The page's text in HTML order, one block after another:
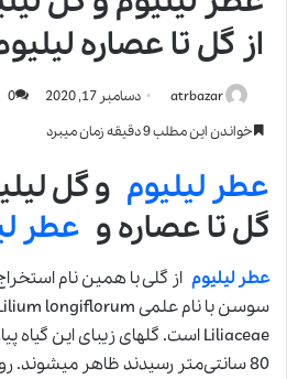
از گل تا عصاره
atrbazar دسامبر 17, 2020 0
خواندن این مطلب 9 دقیقه زمان میبرد
عطر لیلیوم و گل
گل تا عصاره و عطر
عطر لیلیوم از گلی با همین نام
80 سانتی‌متر رسیدند ظاهر میشوند.